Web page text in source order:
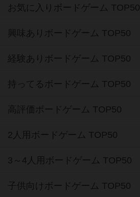
お気に入りボードゲーム TOP50
興味ありボードゲーム TOP50
経験ありボードゲーム TOP50
持ってるボードゲーム TOP50
高評価ボードゲーム TOP50
2人用ボードゲーム TOP50
3～4人用ボードゲーム TOP50
子供向けボードゲーム TOP50